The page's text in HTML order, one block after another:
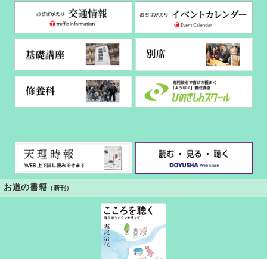
お道の書籍 （新刊）